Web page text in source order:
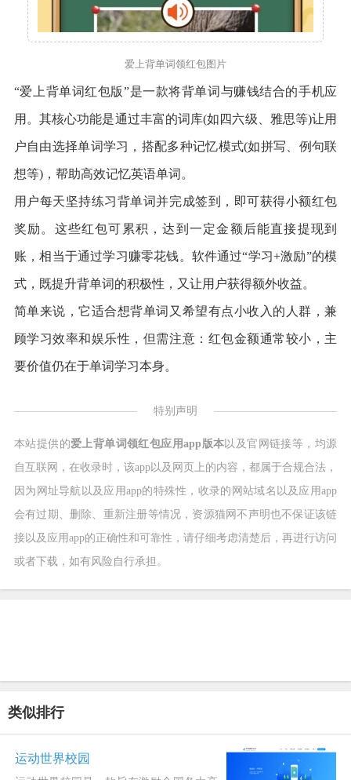
爱上背单词领红包图片
“爱上背单词红包版”是一款将背单词与赚钱结合的手机应
用。其核心功能是通过丰富的词库(如四六级、雅思等)让用
户自由选择单词学习，搭配多种记忆模式(如拼写、例句联
想等)，帮助高效记忆英语单词。
用户每天坚持练习背单词并完成签到，即可获得小额红包
奖励。这些红包可累积，达到一定金额后能直接提现到
账，相当于通过学习赚零花钱。软件通过“学习+激励”的模
式，既提升背单词的积极性，又让用户获得额外收益。
简单来说，它适合想背单词又希望有点小收入的人群，兼
顾学习效率和娱乐性，但需注意：红包金额通常较小，主
要价值仍在于单词学习本身。
特别声明
本站提供的爱上背单词领红包应用app版本以及官网链接等，均源
自互联网，在收录时，该app以及网页上的内容，都属于合规合法，
因为网址导航以及应用app的特殊性，收录的网站域名以及应用app
会有过期、删除、重新注册等情况，资源猫网不声明也不保证该链
接以及应用app的正确性和可靠性，请仔细考虑清楚后，再进行访问
或者下载，如有风险自行承担。
类似排行
运动世界校园